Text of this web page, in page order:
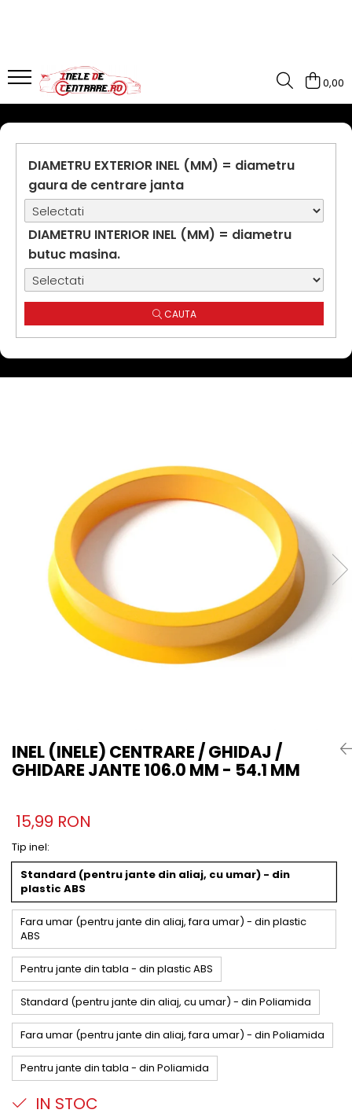
0,00
DIAMETRU EXTERIOR INEL (MM) = diametru
gaura de centrare janta
DIAMETRU INTERIOR INEL (MM) = diametru
butuc masina.
CAUTA
INEL (INELE) CENTRARE / GHIDAJ /
GHIDARE JANTE 106.0 MM - 54.1 MM
15,99 RON
Tip inel:
Standard (pentru jante din aliaj, cu umar) - din
plastic ABS
Fara umar (pentru jante din aliaj, fara umar) - din plastic
ABS
Pentru jante din tabla - din plastic ABS
Standard (pentru jante din aliaj, cu umar) - din Poliamida
Fara umar (pentru jante din aliaj, fara umar) - din Poliamida
Pentru jante din tabla - din Poliamida
IN STOC